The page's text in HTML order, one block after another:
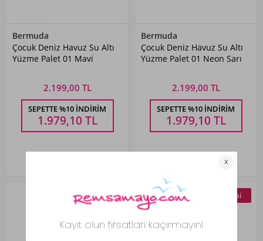
Bermuda
Çocuk Deniz Havuz Su Altı
Yüzme Palet 01 Mavi
2.199,00 TL
SEPETTE %10 İNDIRIM
1.979,10 TL
Bermuda
Çocuk Deniz Havuz Su Altı
Yüzme Palet 01 Neon Sarı
2.199,00 TL
SEPETTE %10 İNDIRIM
1.979,10 TL
Yeni Yeni